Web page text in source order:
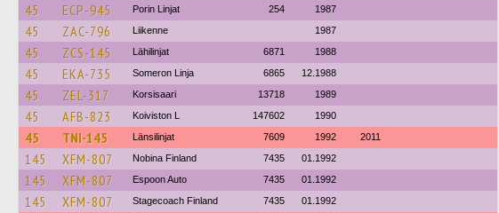
45 ECP-945 Porin Linjat 254 1987
45 ZAC-796 Liikenne 1987
45 ZCS-145 Lähilinjat 6871 1988
45 EKA-735 Someron Linja 6865 12.1988
45 ZEL-317 Korsisaari 13718 1989
45 AFB-823 Koiviston L 147602 1990
45 TNI-145 Länsilinjat 7609 1992 2011
145 XFM-807 Nobina Finland 7435 01.1992
145 XFM-807 Espoon Auto 7435 01.1992
145 XFM-807 Stagecoach Finland 7435 01.1992